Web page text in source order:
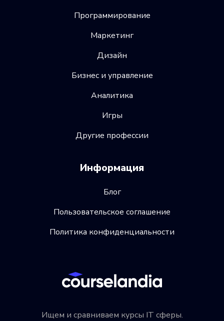
Ищем и сравниваем курсы IT сферы.
Программирование
Маркетинг
Дизайн
Бизнес и управление
Аналитика
Игры
Другие профессии
Информация
Блог
Пользовательское соглашение
Политика конфиденциальности